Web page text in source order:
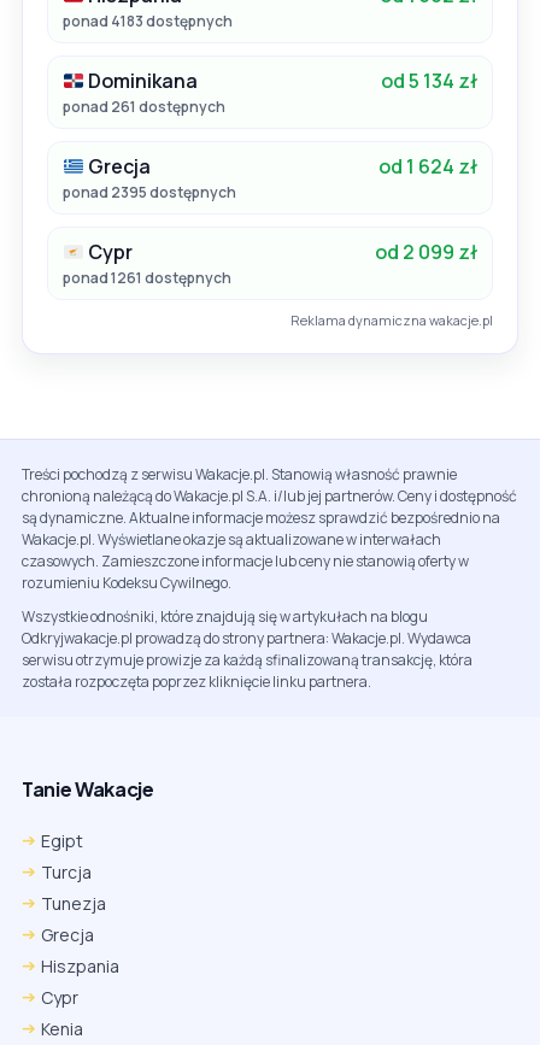
ponad 4183 dostępnych
Dominikana od 5 134 zł
ponad 261 dostępnych
Grecja od 1 624 zł
ponad 2395 dostępnych
Cypr od 2 099 zł
ponad 1261 dostępnych
Reklama dynamiczna wakacje.pl
Treści pochodzą z serwisu Wakacje.pl. Stanowią własność prawnie
chronioną należącą do Wakacje.pl S.A. i/lub jej partnerów. Ceny i dostępność
są dynamiczne. Aktualne informacje możesz sprawdzić bezpośrednio na
Wakacje.pl. Wyświetlane okazje są aktualizowane w interwałach
czasowych. Zamieszczone informacje lub ceny nie stanowią oferty w
rozumieniu Kodeksu Cywilnego.
Wszystkie odnośniki, które znajdują się w artykułach na blogu
Odkryjwakacje.pl prowadzą do strony partnera: Wakacje.pl. Wydawca
serwisu otrzymuje prowizje za każdą sfinalizowaną transakcję, która
została rozpoczęta poprzez kliknięcie linku partnera.
Tanie Wakacje
Egipt
Turcja
Tunezja
Grecja
Hiszpania
Cypr
Kenia